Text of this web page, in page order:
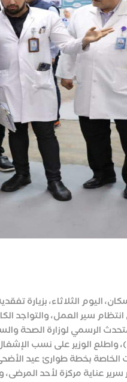
اليوم الثلاثاء،
سير العمل،
الرسمي لوزارة الصحة
واطلع الوزير على نسب
الخاصة بخطة طوارئ عيد
عناية مركزة لأحد المرضى،